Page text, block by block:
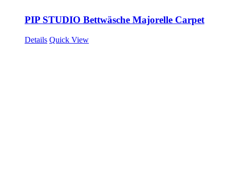
PIP STUDIO Bettwäsche Majorelle Carpet
Details Quick View